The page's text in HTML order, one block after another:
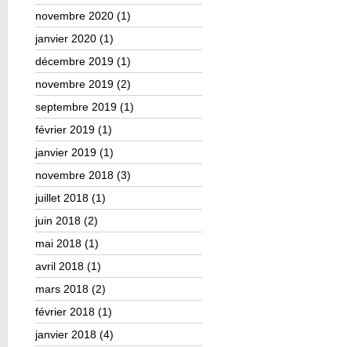
novembre 2020 (1)
janvier 2020 (1)
décembre 2019 (1)
novembre 2019 (2)
septembre 2019 (1)
février 2019 (1)
janvier 2019 (1)
novembre 2018 (3)
juillet 2018 (1)
juin 2018 (2)
mai 2018 (1)
avril 2018 (1)
mars 2018 (2)
février 2018 (1)
janvier 2018 (4)